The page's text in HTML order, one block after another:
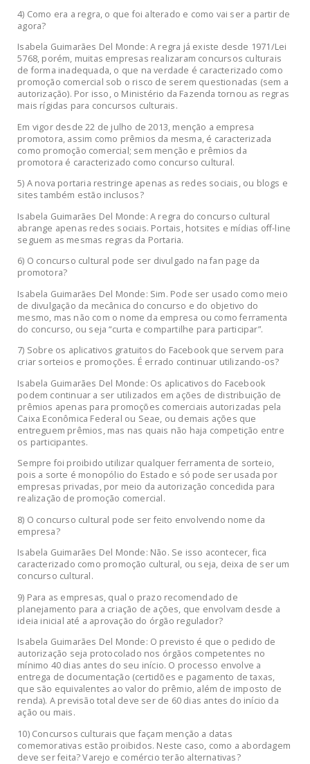
4) Como era a regra, o que foi alterado e como vai ser a partir de
agora?
Isabela Guimarães Del Monde: A regra já existe desde 1971/Lei
5768, porém, muitas empresas realizaram concursos culturais
de forma inadequada, o que na verdade é caracterizado como
promoção comercial sob o risco de serem questionadas (sem a
autorização). Por isso, o Ministério da Fazenda tornou as regras
mais rígidas para concursos culturais.
Em vigor desde 22 de julho de 2013, menção a empresa
promotora, assim como prêmios da mesma, é caracterizada
como promoção comercial; sem menção e prêmios da
promotora é caracterizado como concurso cultural.
5) A nova portaria restringe apenas as redes sociais, ou blogs e
sites também estão inclusos?
Isabela Guimarães Del Monde: A regra do concurso cultural
abrange apenas redes sociais. Portais, hotsites e mídias off-line
seguem as mesmas regras da Portaria.
6) O concurso cultural pode ser divulgado na fan page da
promotora?
Isabela Guimarães Del Monde: Sim. Pode ser usado como meio
de divulgação da mecânica do concurso e do objetivo do
mesmo, mas não com o nome da empresa ou como ferramenta
do concurso, ou seja “curta e compartilhe para participar”.
7) Sobre os aplicativos gratuitos do Facebook que servem para
criar sorteios e promoções. É errado continuar utilizando-os?
Isabela Guimarães Del Monde: Os aplicativos do Facebook
podem continuar a ser utilizados em ações de distribuição de
prêmios apenas para promoções comerciais autorizadas pela
Caixa Econômica Federal ou Seae, ou demais ações que
entreguem prêmios, mas nas quais não haja competição entre
os participantes.
Sempre foi proibido utilizar qualquer ferramenta de sorteio,
pois a sorte é monopólio do Estado e só pode ser usada por
empresas privadas, por meio da autorização concedida para
realização de promoção comercial.
8) O concurso cultural pode ser feito envolvendo nome da
empresa?
Isabela Guimarães Del Monde: Não. Se isso acontecer, fica
caracterizado como promoção cultural, ou seja, deixa de ser um
concurso cultural.
9) Para as empresas, qual o prazo recomendado de
planejamento para a criação de ações, que envolvam desde a
ideia inicial até a aprovação do órgão regulador?
Isabela Guimarães Del Monde: O previsto é que o pedido de
autorização seja protocolado nos órgãos competentes no
mínimo 40 dias antes do seu início. O processo envolve a
entrega de documentação (certidões e pagamento de taxas,
que são equivalentes ao valor do prêmio, além de imposto de
renda). A previsão total deve ser de 60 dias antes do início da
ação ou mais.
10) Concursos culturais que façam menção a datas
comemorativas estão proibidos. Neste caso, como a abordagem
deve ser feita? Varejo e comércio terão alternativas?